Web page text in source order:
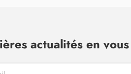
actualités en